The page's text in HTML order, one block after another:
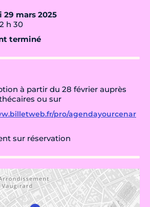
29 mars 2025
h 30
terminé
à partir du 28 février auprès
ou sur
pro/agendayourcenar
sur réservation